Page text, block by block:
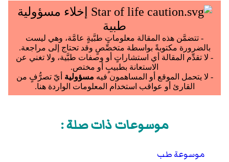
موسوعات ذات صلة :
موسوعة طب